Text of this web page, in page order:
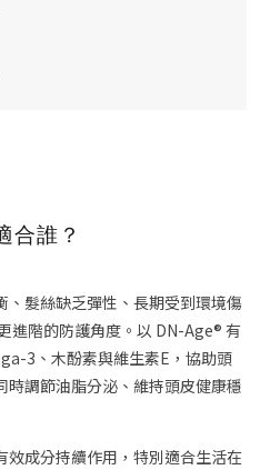
合誰？
髮絲缺乏彈性、長期受到環境傷
進階的防護角度。以 DN-Age® 有
3、木酚素與維生素E，協助頭
調節油脂分泌、維持頭皮健康穩
效成分持續作用，特別適合生活在